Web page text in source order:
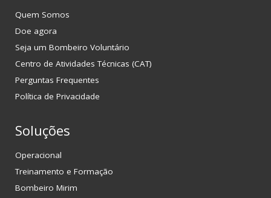
Quem Somos
Doe agora
Seja um Bombeiro Voluntário
Centro de Atividades Técnicas (CAT)
Perguntas Frequentes
Política de Privacidade
Soluções
Operacional
Treinamento e Formação
Bombeiro Mirim